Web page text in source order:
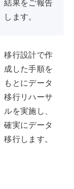
結果をご報告
します。
移行設計で作
成した手順を
もとにデータ
移行リハーサ
ルを実施し、
確実にデータ
移行します。